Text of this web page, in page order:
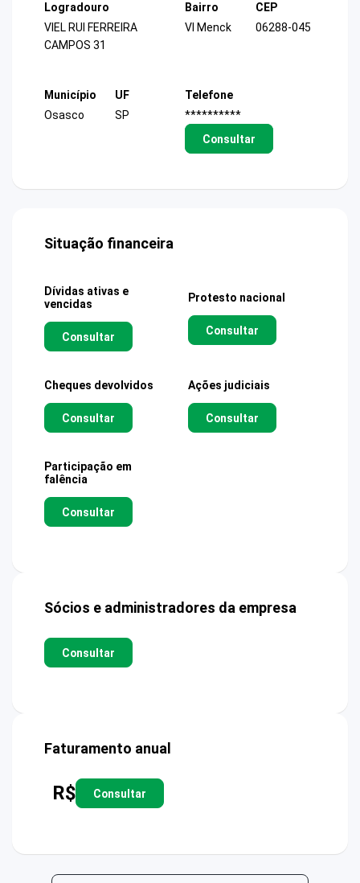
Logradouro
VIEL RUI FERREIRA
CAMPOS 31
Bairro
Vl Menck
CEP
06288-045
Município
Osasco
UF
SP
Telefone
**********
Consultar
Situação financeira
Dívidas ativas e
vencidas
Consultar
Protesto nacional
Consultar
Cheques devolvidos
Consultar
Ações judiciais
Consultar
Participação em
falência
Consultar
Sócios e administradores da empresa
Consultar
Faturamento anual
R$ Consultar